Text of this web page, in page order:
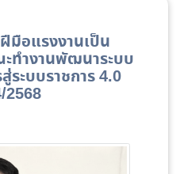
อแรงงานเป็น
ะทำงานพัฒนาระบบ
ระบบราชการ 4.0
2568